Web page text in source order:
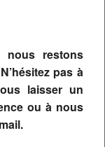
nous restons
pas à
laisser un
ou à nous